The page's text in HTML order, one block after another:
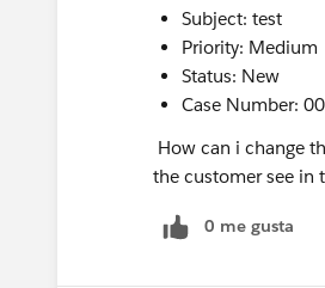
Subject: test
Priority: Medium
Status: New
Case Number:
How can i change
the customer see in
0 me gusta